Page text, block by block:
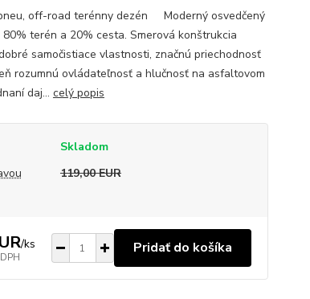
off-road terénny dezén Moderný osvedčený
terén a 20% cesta. Smerová konštrukcia
samočistiace vlastnosti, značnú priechodnosť
rozumnú ovládateľnosť a hlučnosť na asfaltovom
daj... celý popis
Skladom
119,00 EUR
/ks Pridať do košíka